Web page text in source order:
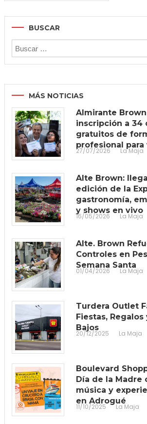
BUSCAR
MÁS NOTICIAS
Almirante
inscripción a 34
gratuitos de
profesional para
27/07/2026 La Maja
Alte Brown:
edición de la
gastronomía,
y shows en vivo
16/05/2026 La Maja
Alte. Brown
Controles en
Semana Santa
01/04/2026 La Maja
Turdera Outlet
Fiestas,
Bajos
20/12/2025 La Maja
Boulevard
Día de la Madre
música y
en Adrogué
11/10/2025 La Maja